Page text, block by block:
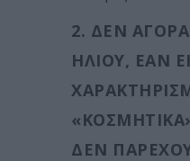
2. ΔΕΝ
ΗΛΊΟΥ, ΕΆΝ
ΕΝ